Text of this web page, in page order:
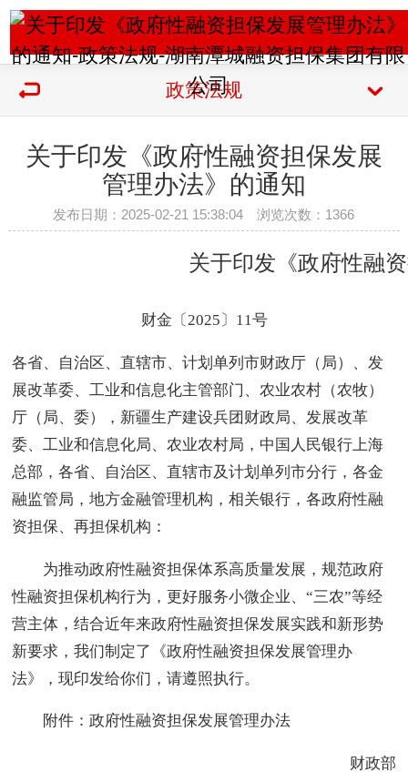
政策法规
关于印发《政府性融资担保发展
管理办法》的通知
发布日期：2025-02-21 15:38:04 浏览次数： 1366
关于印发《政府性融
财金〔2025〕11号
各省、自治区、直辖市、计划单列市财政厅（局）、发
展改革委、工业和信息化主管部门、农业农村（农牧）
厅（局、委），新疆生产建设兵团财政局、发展改革
委、工业和信息化局、农业农村局，中国人民银行上海
总部，各省、自治区、直辖市及计划单列市分行，各金
融监管局，地方金融管理机构，相关银行，各政府性融
资担保、再担保机构：
为推动政府性融资担保体系高质量发展，规范政府
性融资担保机构行为，更好服务小微企业、“三农”等经
营主体，结合近年来政府性融资担保发展实践和新形势
新要求，我们制定了《政府性融资担保发展管理办
法》，现印发给你们，请遵照执行。
附件：政府性融资担保发展管理办法
财政部